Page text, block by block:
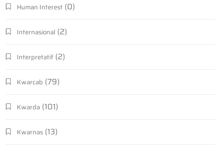
Human Interest (0)
Internasional (2)
Interpretatif (2)
Kwarcab (79)
Kwarda (101)
Kwarnas (13)